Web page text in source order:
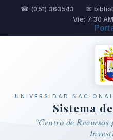
☎ (051) 363543 ✉
Vie: 7:30
UNIVERSIDAD
Sistema de
“Centro de